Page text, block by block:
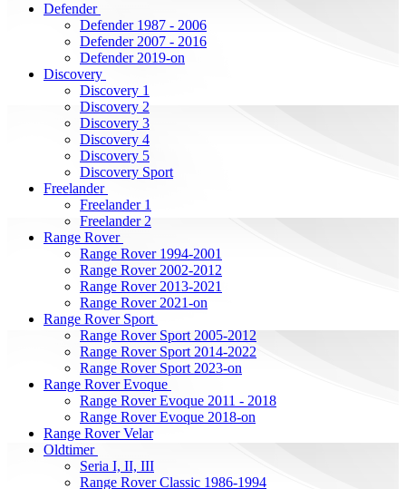
Defender
Defender 1987 - 2006
Defender 2007 - 2016
Defender 2019-on
Discovery
Discovery 1
Discovery 2
Discovery 3
Discovery 4
Discovery 5
Discovery Sport
Freelander
Freelander 1
Freelander 2
Range Rover
Range Rover 1994-2001
Range Rover 2002-2012
Range Rover 2013-2021
Range Rover 2021-on
Range Rover Sport
Range Rover Sport 2005-2012
Range Rover Sport 2014-2022
Range Rover Sport 2023-on
Range Rover Evoque
Range Rover Evoque 2011 - 2018
Range Rover Evoque 2018-on
Range Rover Velar
Oldtimer
Seria I, II, III
Range Rover Classic 1986-1994